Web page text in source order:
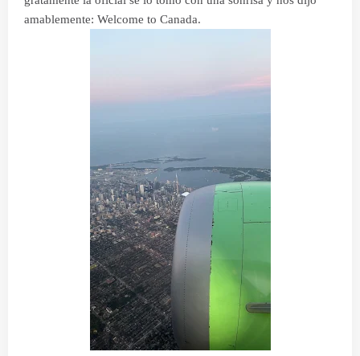
amablemente: Welcome to Canada.